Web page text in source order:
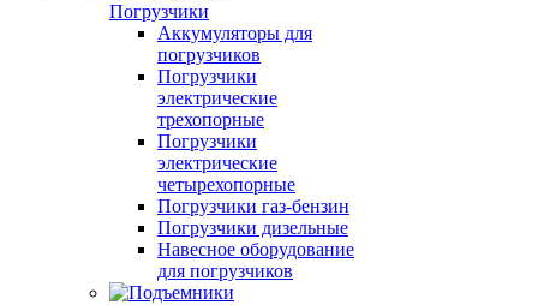
Погрузчики
Аккумуляторы для
погрузчиков
Погрузчики
электрические
трехопорные
Погрузчики
электрические
четырехопорные
Погрузчики газ-бензин
Погрузчики дизельные
Навесное оборудование
для погрузчиков